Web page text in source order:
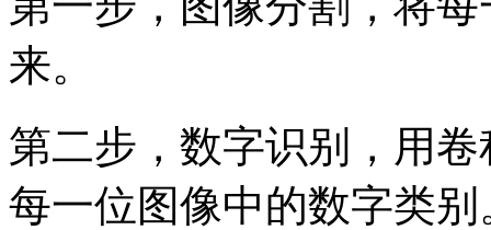
来。
第二步，数字识别，用
每一位图像中的数字类别